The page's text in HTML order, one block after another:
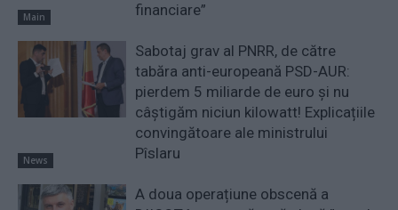
Main
financiare”
News
Sabotaj grav al PNRR, de către
tabăra anti-europeană PSD-AUR:
pierdem 5 miliarde de euro și nu
câștigăm niciun kilowatt! Explicațiile
convingătoare ale ministrului
Pîslaru
A doua operațiune obscenă a